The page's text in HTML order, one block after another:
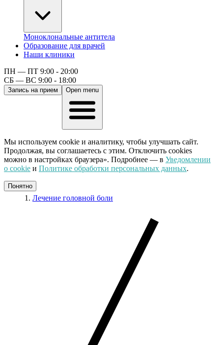
Моноклональные антитела
Образование для врачей
Наши клиники
ПН — ПТ 9:00 - 20:00
СБ — ВС 9:00 - 18:00
Запись на прием Open menu
Мы используем cookie и аналитику, чтобы улучшать сайт.
Продолжая, вы соглашаетесь с этим. Отключить cookies
можно в настройках браузера». Подробнее — в Уведомлении
о cookie и Политике обработки персональных данных.
Понятно
Лечение головной боли